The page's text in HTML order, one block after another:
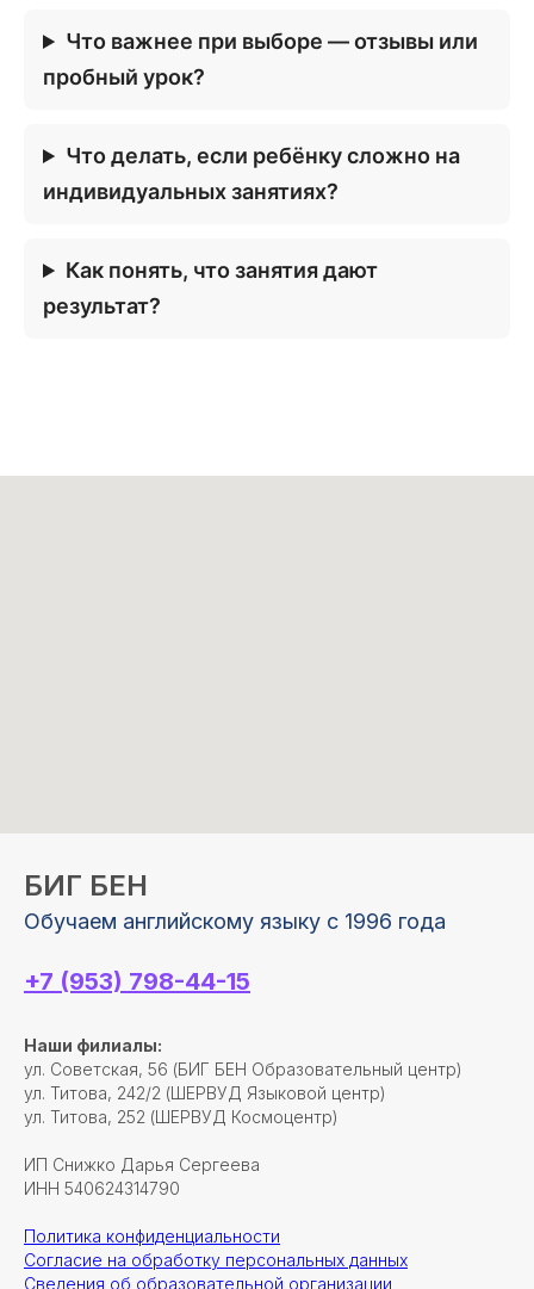
Что важнее при выборе — отзывы или
пробный урок?
Что делать, если ребёнку сложно на
индивидуальных занятиях?
Как понять, что занятия дают
результат?
БИГ БЕН
Обучаем английскому языку с 1996 года
+7 (953) 798-44-15
Наши филиалы:
ул. Советская, 56 (БИГ БЕН Образовательный центр)
ул. Титова, 242/2 (ШЕРВУД Языковой центр)
ул. Титова, 252 (ШЕРВУД Космоцентр)
ИП Снижко Дарья Сергеева
ИНН 540624314790
Политика конфиденциальности
Согласие на обработку персональных данных
Сведения об образовательной организации